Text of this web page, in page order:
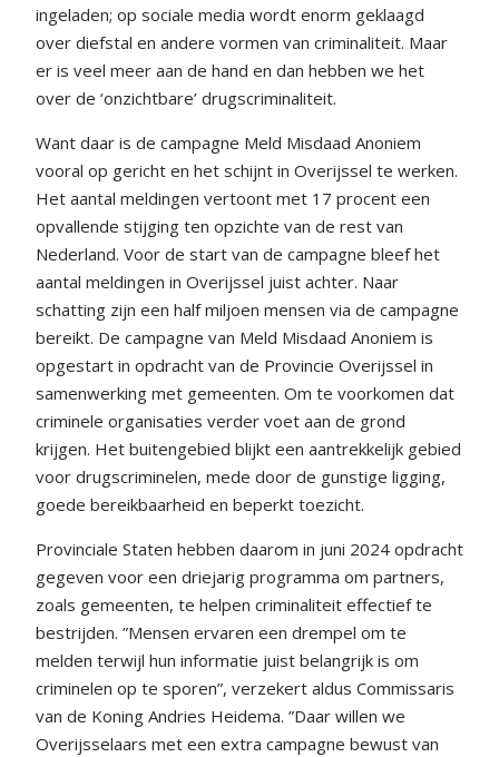
ingeladen; op sociale media wordt enorm geklaagd
over diefstal en andere vormen van criminaliteit. Maar
er is veel meer aan de hand en dan hebben we het
over de ‘onzichtbare’ drugscriminaliteit.
Want daar is de campagne Meld Misdaad Anoniem
vooral op gericht en het schijnt in Overijssel te werken.
Het aantal meldingen vertoont met 17 procent een
opvallende stijging ten opzichte van de rest van
Nederland. Voor de start van de campagne bleef het
aantal meldingen in Overijssel juist achter. Naar
schatting zijn een half miljoen mensen via de campagne
bereikt. De campagne van Meld Misdaad Anoniem is
opgestart in opdracht van de Provincie Overijssel in
samenwerking met gemeenten. Om te voorkomen dat
criminele organisaties verder voet aan de grond
krijgen. Het buitengebied blijkt een aantrekkelijk gebied
voor drugscriminelen, mede door de gunstige ligging,
goede bereikbaarheid en beperkt toezicht.
Provinciale Staten hebben daarom in juni 2024 opdracht
gegeven voor een driejarig programma om partners,
zoals gemeenten, te helpen criminaliteit effectief te
bestrijden. ”Mensen ervaren een drempel om te
melden terwijl hun informatie juist belangrijk is om
criminelen op te sporen”, verzekert aldus Commissaris
van de Koning Andries Heidema. ”Daar willen we
Overijsselaars met een extra campagne bewust van